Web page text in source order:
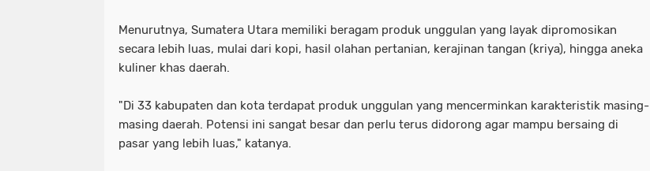
Menurutnya, Sumatera Utara memiliki beragam produk unggulan yang layak dipromosikan
secara lebih luas, mulai dari kopi, hasil olahan pertanian, kerajinan tangan (kriya), hingga aneka
kuliner khas daerah.
"Di 33 kabupaten dan kota terdapat produk unggulan yang mencerminkan karakteristik masing-
masing daerah. Potensi ini sangat besar dan perlu terus didorong agar mampu bersaing di
pasar yang lebih luas," katanya.